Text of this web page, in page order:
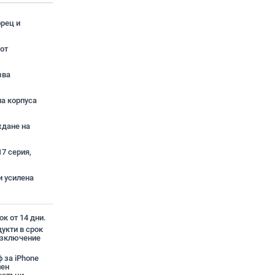
и
корпуса
на
серия,
усилена
от 14 дни.
в срок
за iPhone